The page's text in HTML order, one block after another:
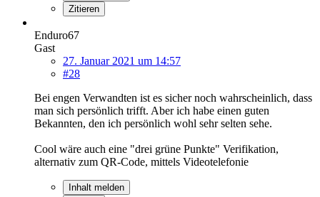
Zitieren
Enduro67
Gast
27. Januar 2021 um 14:57
#28
Bei engen Verwandten ist es sicher noch wahrscheinlich, dass
man sich persönlich trifft. Aber ich habe einen guten
Bekannten, den ich persönlich wohl sehr selten sehe.
Cool wäre auch eine "drei grüne Punkte" Verifikation,
alternativ zum QR-Code, mittels Videotelefonie
Inhalt melden